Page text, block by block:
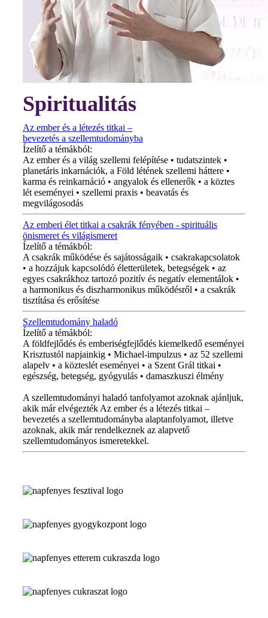
Spiritualitás
Az ember és a létezés titkai –
bevezetés a szellemtudományba
Ízelítő a témákból:
Az ember és a világ szellemi felépítése • tudatszintek •
planetáris inkarnációk, a Föld létének szellemi háttere •
karma és reinkarnáció • angyalok és ellenerők • a köztes
lét eseményei • szellemi praxis • beavatás és
megvilágosodás
Az emberi élet titkai a csakrák fényében - spirituális
önismeret és világismeret
Ízelítő a témákból:
A csakrák működése és sajátosságaik • csakrakapcsolatok
• a hozzájuk kapcsolódó életterületek, betegségek • az
egyes csakrákhoz tartozó pozitív és negatív elementálok •
a harmonikus és diszharmonikus működésről • a csakrák
tisztítása és erősítése
Szellemtudomány haladó
Ízelítő a témákból:
A földfejlődés és emberiségfejlődés kiemelkedő eseményei
Krisztustól napjainkig • Michael-impulzus • az 52 szellemi
alapelv • a közteslét eseményei • a Szent Grál titkai •
egészség, betegség, gyógyulás • damaszkuszi élmény
A szellemtudományi haladó tanfolyamot azoknak ajánljuk,
akik már elvégezték Az ember és a létezés titkai –
bevezetés a szellemtudományba alaptanfolyamot, illetve
azoknak, akik már rendelkeznek az alapvető
szellemtudományos ismeretekkel.